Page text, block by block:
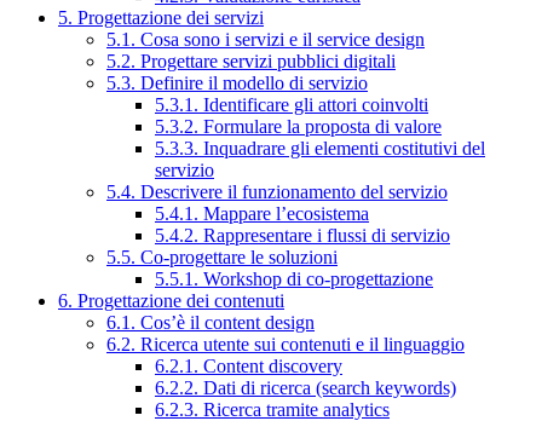
5. Progettazione dei servizi
5.1. Cosa sono i servizi e il service design
5.2. Progettare servizi pubblici digitali
5.3. Definire il modello di servizio
5.3.1. Identificare gli attori coinvolti
5.3.2. Formulare la proposta di valore
5.3.3. Inquadrare gli elementi costitutivi del
servizio
5.4. Descrivere il funzionamento del servizio
5.4.1. Mappare l’ecosistema
5.4.2. Rappresentare i flussi di servizio
5.5. Co-progettare le soluzioni
5.5.1. Workshop di co-progettazione
6. Progettazione dei contenuti
6.1. Cos’è il content design
6.2. Ricerca utente sui contenuti e il linguaggio
6.2.1. Content discovery
6.2.2. Dati di ricerca (search keywords)
6.2.3. Ricerca tramite analytics